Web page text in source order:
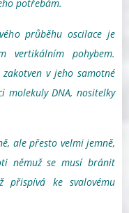
potřebám.
průběhu oscilace je
vertikálním pohybem.
v jeho samotné
molekuly DNA, nositelky
ale přesto velmi jemně,
němuž se musí bránit
přispívá ke svalovému